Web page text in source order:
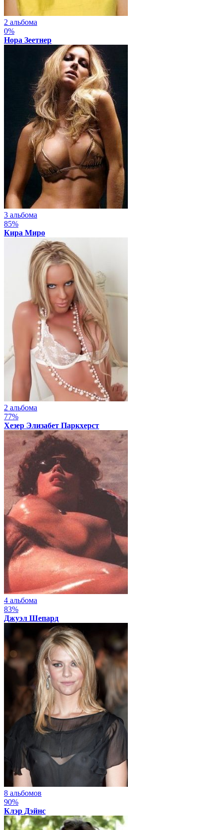
2 альбома
0%
Нора Зеетнер
3 альбома
85%
Кира Миро
2 альбома
77%
Хезер Элизабет Паркхерст
4 альбома
83%
Джуэл Шепард
8 альбомов
90%
Клэр Дэйнс